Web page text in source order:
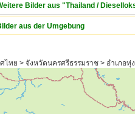
Bilder aus "Thailand /
aus der Umgebung
ไทย > จังหวัดนครศรีธรรมราช > อำเภอทุ่